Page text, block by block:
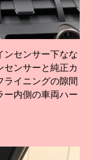
ンセンサー下なな
センサーと純正カ
ライニングの隙間
ー内側の車両ハー